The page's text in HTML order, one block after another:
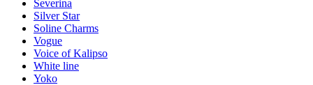
Severina
Silver Star
Soline Charms
Vogue
Voice of Kalipso
White line
Yoko